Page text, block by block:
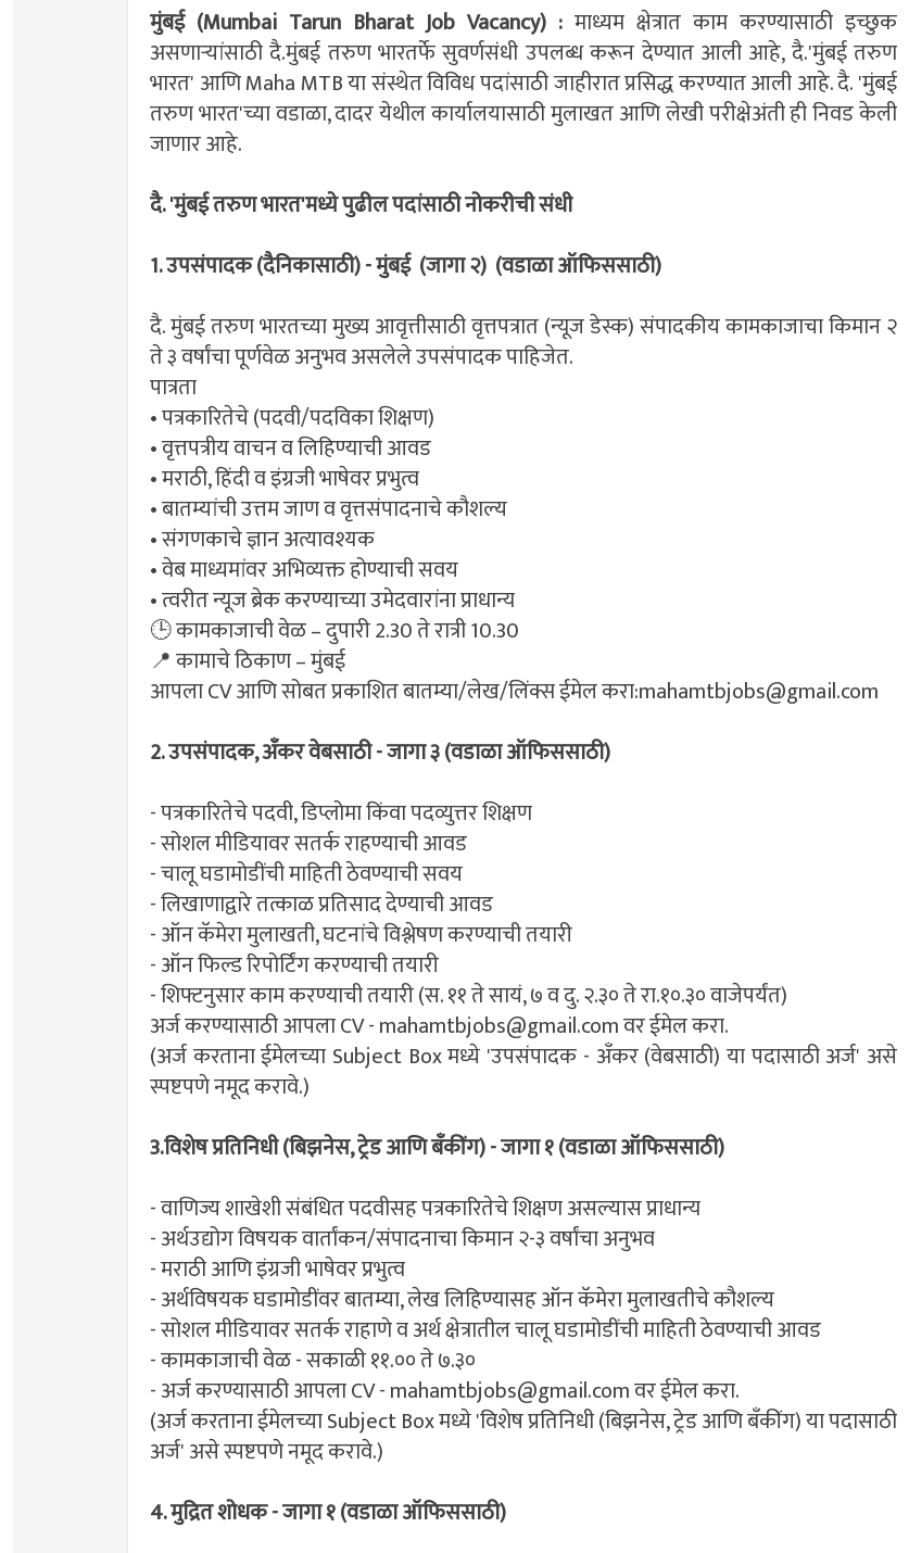
मुंबई (Mumbai Tarun Bharat Job Vacancy) : माध्यम क्षेत्रात काम करण्यासाठी इच्छुक
असणाऱ्यांसाठी दै.मुंबई तरुण भारतर्फे सुवर्णसंधी उपलब्ध करून देण्यात आली आहे, दै.'मुंबई तरुण
भारत' आणि Maha MTB या संस्थेत विविध पदांसाठी जाहीरात प्रसिद्ध करण्यात आली आहे. दै. 'मुंबई
तरुण भारत'च्या वडाळा, दादर येथील कार्यालयासाठी मुलाखत आणि लेखी परीक्षेअंती ही निवड केली
जाणार आहे.
दै. 'मुंबई तरुण भारत'मध्ये पुढील पदांसाठी नोकरीची संधी
1. उपसंपादक (दैनिकासाठी) - मुंबई (जागा २) (वडाळा ऑफिससाठी)
दै. मुंबई तरुण भारतच्या मुख्य आवृत्तीसाठी वृत्तपत्रात (न्यूज डेस्क) संपादकीय कामकाजाचा किमान २
ते ३ वर्षांचा पूर्णवेळ अनुभव असलेले उपसंपादक पाहिजेत.
पात्रता
• पत्रकारितेचे (पदवी/पदविका शिक्षण)
• वृत्तपत्रीय वाचन व लिहिण्याची आवड
• मराठी, हिंदी व इंग्रजी भाषेवर प्रभुत्व
• बातम्यांची उत्तम जाण व वृत्तसंपादनाचे कौशल्य
• संगणकाचे ज्ञान अत्यावश्यक
• वेब माध्यमांवर अभिव्यक्त होण्याची सवय
• त्वरीत न्यूज ब्रेक करण्याच्या उमेदवारांना प्राधान्य
🕒 कामकाजाची वेळ – दुपारी 2.30 ते रात्री 10.30
📍 कामाचे ठिकाण – मुंबई
आपला CV आणि सोबत प्रकाशित बातम्या/लेख/लिंक्स ईमेल करा:mahamtbjobs@gmail.com
2. उपसंपादक, अँकर वेबसाठी - जागा ३ (वडाळा ऑफिससाठी)
- पत्रकारितेचे पदवी, डिप्लोमा किंवा पदव्युत्तर शिक्षण
- सोशल मीडियावर सतर्क राहण्याची आवड
- चालू घडामोडींची माहिती ठेवण्याची सवय
- लिखाणाद्वारे तत्काळ प्रतिसाद देण्याची आवड
- ऑन कॅमेरा मुलाखती, घटनांचे विश्लेषण करण्याची तयारी
- ऑन फिल्ड रिपोर्टिंग करण्याची तयारी
- शिफ्टनुसार काम करण्याची तयारी (स. ११ ते सायं, ७ व दु. २.३० ते रा.१०.३० वाजेपर्यंत)
अर्ज करण्यासाठी आपला CV -mahamtbjobs@gmail.comवर ईमेल करा.
(अर्ज करताना ईमेलच्या Subject Box मध्ये 'उपसंपादक - अँकर (वेबसाठी) या पदासाठी अर्ज' असे
स्पष्टपणे नमूद करावे.)
3.विशेष प्रतिनिधी (बिझनेस, ट्रेड आणि बँकींग) - जागा १ (वडाळा ऑफिससाठी)
- वाणिज्य शाखेशी संबंधित पदवीसह पत्रकारितेचे शिक्षण असल्यास प्राधान्य
- अर्थउद्योग विषयक वार्तांकन/संपादनाचा किमान २-३ वर्षांचा अनुभव
- मराठी आणि इंग्रजी भाषेवर प्रभुत्व
- अर्थविषयक घडामोडींवर बातम्या, लेख लिहिण्यासह ऑन कॅमेरा मुलाखतीचे कौशल्य
- सोशल मीडियावर सतर्क राहाणे व अर्थ क्षेत्रातील चालू घडामोडींची माहिती ठेवण्याची आवड
- कामकाजाची वेळ - सकाळी ११.०० ते ७.३०
- अर्ज करण्यासाठी आपला CV -mahamtbjobs@gmail.comवर ईमेल करा.
(अर्ज करताना ईमेलच्या Subject Box मध्ये 'विशेष प्रतिनिधी (बिझनेस, ट्रेड आणि बँकींग) या पदासाठी
अर्ज' असे स्पष्टपणे नमूद करावे.)
4. मुद्रित शोधक - जागा १ (वडाळा ऑफिससाठी)